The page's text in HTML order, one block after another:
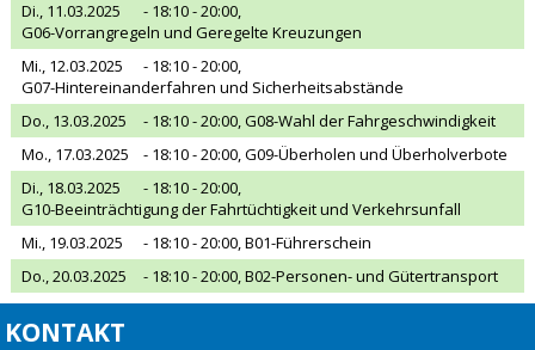
Di., 11.03.2025
- 18:10 - 20:00,
G06-Vorrangregeln und Geregelte Kreuzungen
Mi., 12.03.2025
- 18:10 - 20:00,
G07-Hintereinanderfahren und Sicherheitsabstände
Do., 13.03.2025
- 18:10 - 20:00,G08-Wahl der Fahrgeschwindigkeit
Mo., 17.03.2025
- 18:10 - 20:00,G09-Überholen und Überholverbote
Di., 18.03.2025
- 18:10 - 20:00,
G10-Beeinträchtigung der Fahrtüchtigkeit und Verkehrsunfall
Mi., 19.03.2025
- 18:10 - 20:00,B01-Führerschein
Do., 20.03.2025
- 18:10 - 20:00,B02-Personen- und Gütertransport
KONTAKT